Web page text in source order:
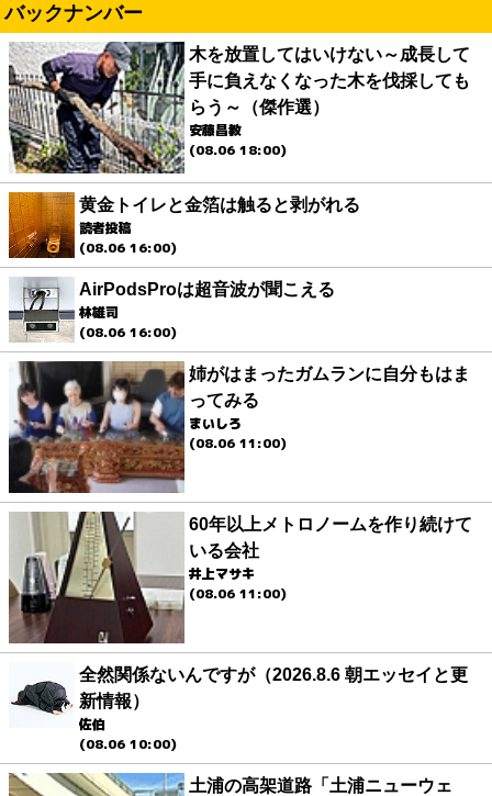
バックナンバー
木を放置してはいけない～成長して
手に負えなくなった木を伐採しても
らう～（傑作選）
安藤昌教
(08.06 18:00)
黄金トイレと金箔は触ると剥がれる
読者投稿
(08.06 16:00)
AirPodsProは超音波が聞こえる
林雄司
(08.06 16:00)
姉がはまったガムランに自分もはま
ってみる
まいしろ
(08.06 11:00)
60年以上メトロノームを作り続けて
いる会社
井上マサキ
(08.06 11:00)
全然関係ないんですが（2026.8.6 朝エッセイと更
新情報）
佐伯
(08.06 10:00)
土浦の高架道路「土浦ニューウェ